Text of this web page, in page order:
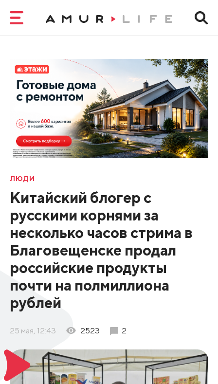
ЛЮДИ
Китайский блогер с
русскими корнями за
несколько часов стрима в
Благовещенске продал
российские продукты
почти на полмиллиона
рублей
25 мая, 12:43 2523 2